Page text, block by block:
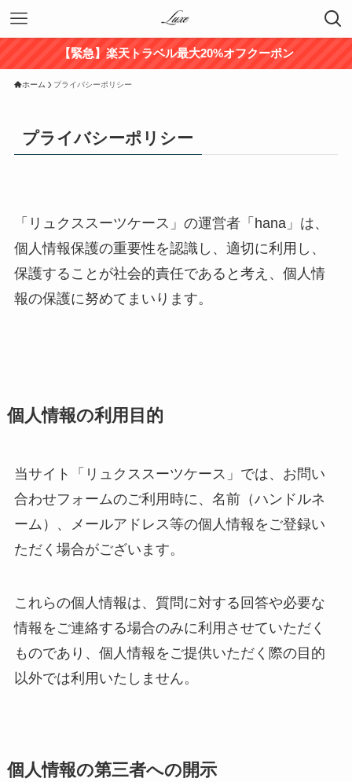
【緊急】楽天トラベル最大20%オフクーポン
ホーム プライバシーポリシー
プライバシーポリシー
「リュクススーツケース」の運営者「hana」は、
個人情報保護の重要性を認識し、適切に利用し、
保護することが社会的責任であると考え、個人情
報の保護に努めてまいります。
個人情報の利用目的
当サイト「リュクススーツケース」では、お問い
合わせフォームのご利用時に、名前（ハンドルネ
ーム）、メールアドレス等の個人情報をご登録い
ただく場合がございます。
これらの個人情報は、質問に対する回答や必要な
情報をご連絡する場合のみに利用させていただく
ものであり、個人情報をご提供いただく際の目的
以外では利用いたしません。
個人情報の第三者への開示